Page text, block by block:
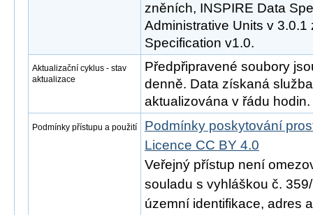
zněních, INSPIRE Data
Administrative Units v
Specification v1.0.
Aktualizační cyklus - stav
aktualizace
Předpřipravené soubory
denně. Data získaná
aktualizována v řádu hodin.
Podmínky přístupu a použití
Podmínky poskytování
Licence CC BY 4.0
Veřejný přístup není
souladu s vyhláškou č.
územní identifikace, adres